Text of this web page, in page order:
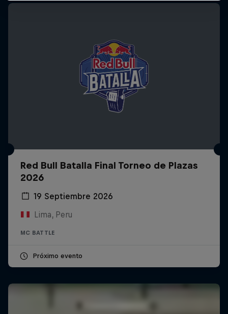
Red Bull Batalla Final Torneo de Plazas
2026
19 Septiembre 2026
Lima, Peru
MC BATTLE
Próximo evento